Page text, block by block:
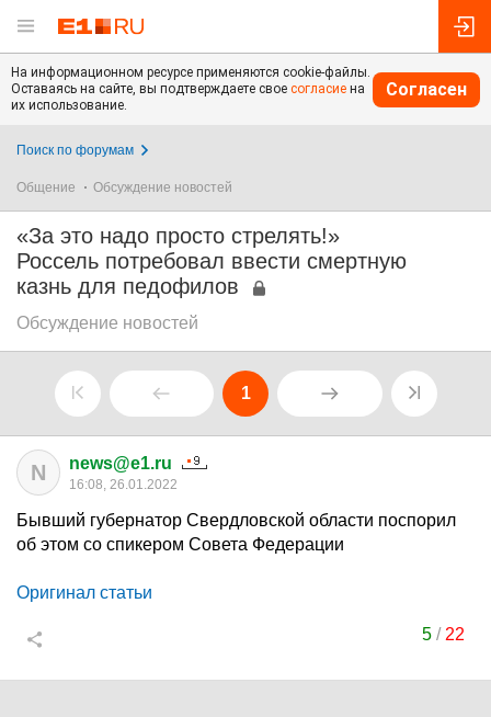
На информационном ресурсе применяются cookie-файлы.
Оставаясь на сайте, вы подтверждаете свое согласие на
их использование.
Согласен
Поиск по форумам
Общение Обсуждение новостей
«За это надо просто стрелять!»
Россель потребовал ввести смертную
казнь для педофилов
Обсуждение новостей
1
N news@e1.ru
16:08, 26.01.2022
Бывший губернатор Свердловской области поспорил
об этом со спикером Совета Федерации
Оригинал статьи
5 / 22